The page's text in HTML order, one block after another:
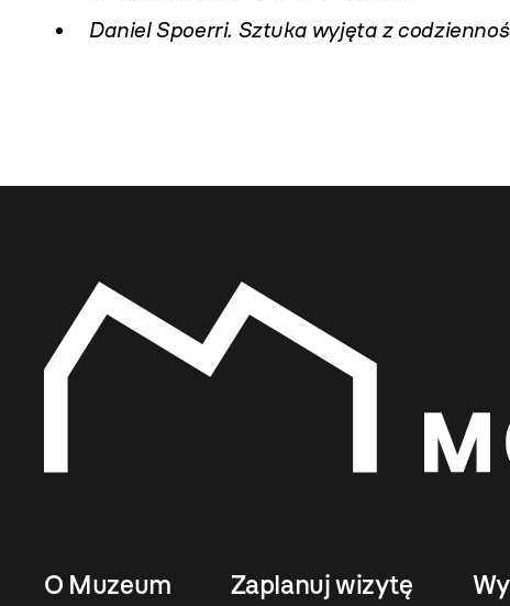
Daniel Spoerri. Sztuka wyjęta z
O Muzeum Zaplanuj wizytę